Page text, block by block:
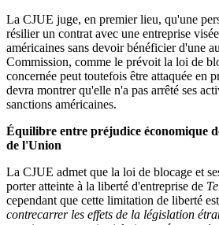
La CJUE juge, en premier lieu, qu'une
résilier un contrat avec une entreprise
américaines sans devoir bénéficier d'une
Commission, comme le prévoit la loi de
concernée peut toutefois être attaquée en
devra montrer qu'elle n'a pas arrêté ses
sanctions américaines.
Équilibre entre préjudice économique
de l'Union
La CJUE admet que la loi de blocage et
porter atteinte à la liberté d'entreprise de
cependant que cette limitation de liberté
contrecarrer les effets de la législation